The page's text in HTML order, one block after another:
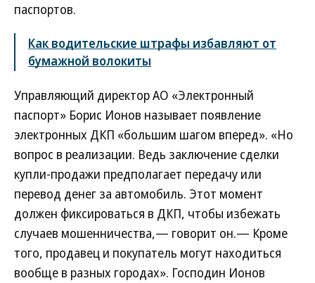
паспортов.
Как водительские штрафы избавляют от
бумажной волокиты
Управляющий директор АО «Электронный
паспорт» Борис Ионов называет появление
электронных ДКП «большим шагом вперед». «Но
вопрос в реализации. Ведь заключение сделки
купли-продажи предполагает передачу или
перевод денег за автомобиль. Этот момент
должен фиксироваться в ДКП, чтобы избежать
случаев мошенничества,— говорит он.— Кроме
того, продавец и покупатель могут находиться
вообще в разных городах». Господин Ионов